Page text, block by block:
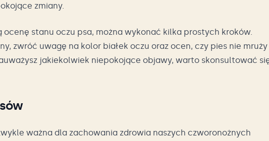
zmiany.
stanu oczu psa, można wykonać kilka prostych kroków.
zwróć uwagę na kolor białek oczu oraz ocen, czy pies nie mruży
jakiekolwiek niepokojące objawy, warto skonsultować
ważna dla zachowania zdrowia naszych czworonożnych